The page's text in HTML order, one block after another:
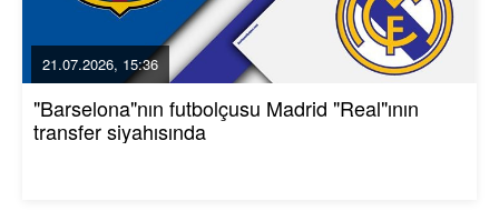
21.07.2026, 15:36
"Barselona"nın futbolçusu Madrid "Real"ının
transfer siyahısında